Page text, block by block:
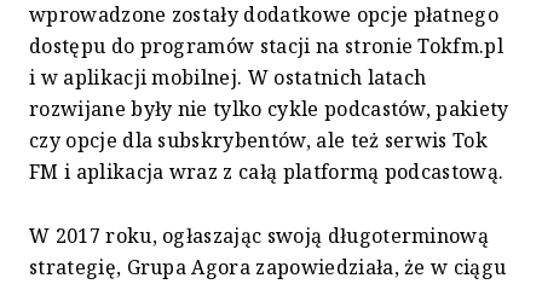
wprowadzone zostały dodatkowe opcje płatnego
dostępu do programów stacji na stronie Tokfm.pl
i w aplikacji mobilnej. W ostatnich latach
rozwijane były nie tylko cykle podcastów, pakiety
czy opcje dla subskrybentów, ale też serwis Tok
FM i aplikacja wraz z całą platformą podcastową.
W 2017 roku, ogłaszając swoją długoterminową
strategię, Grupa Agora zapowiedziała, że w ciągu